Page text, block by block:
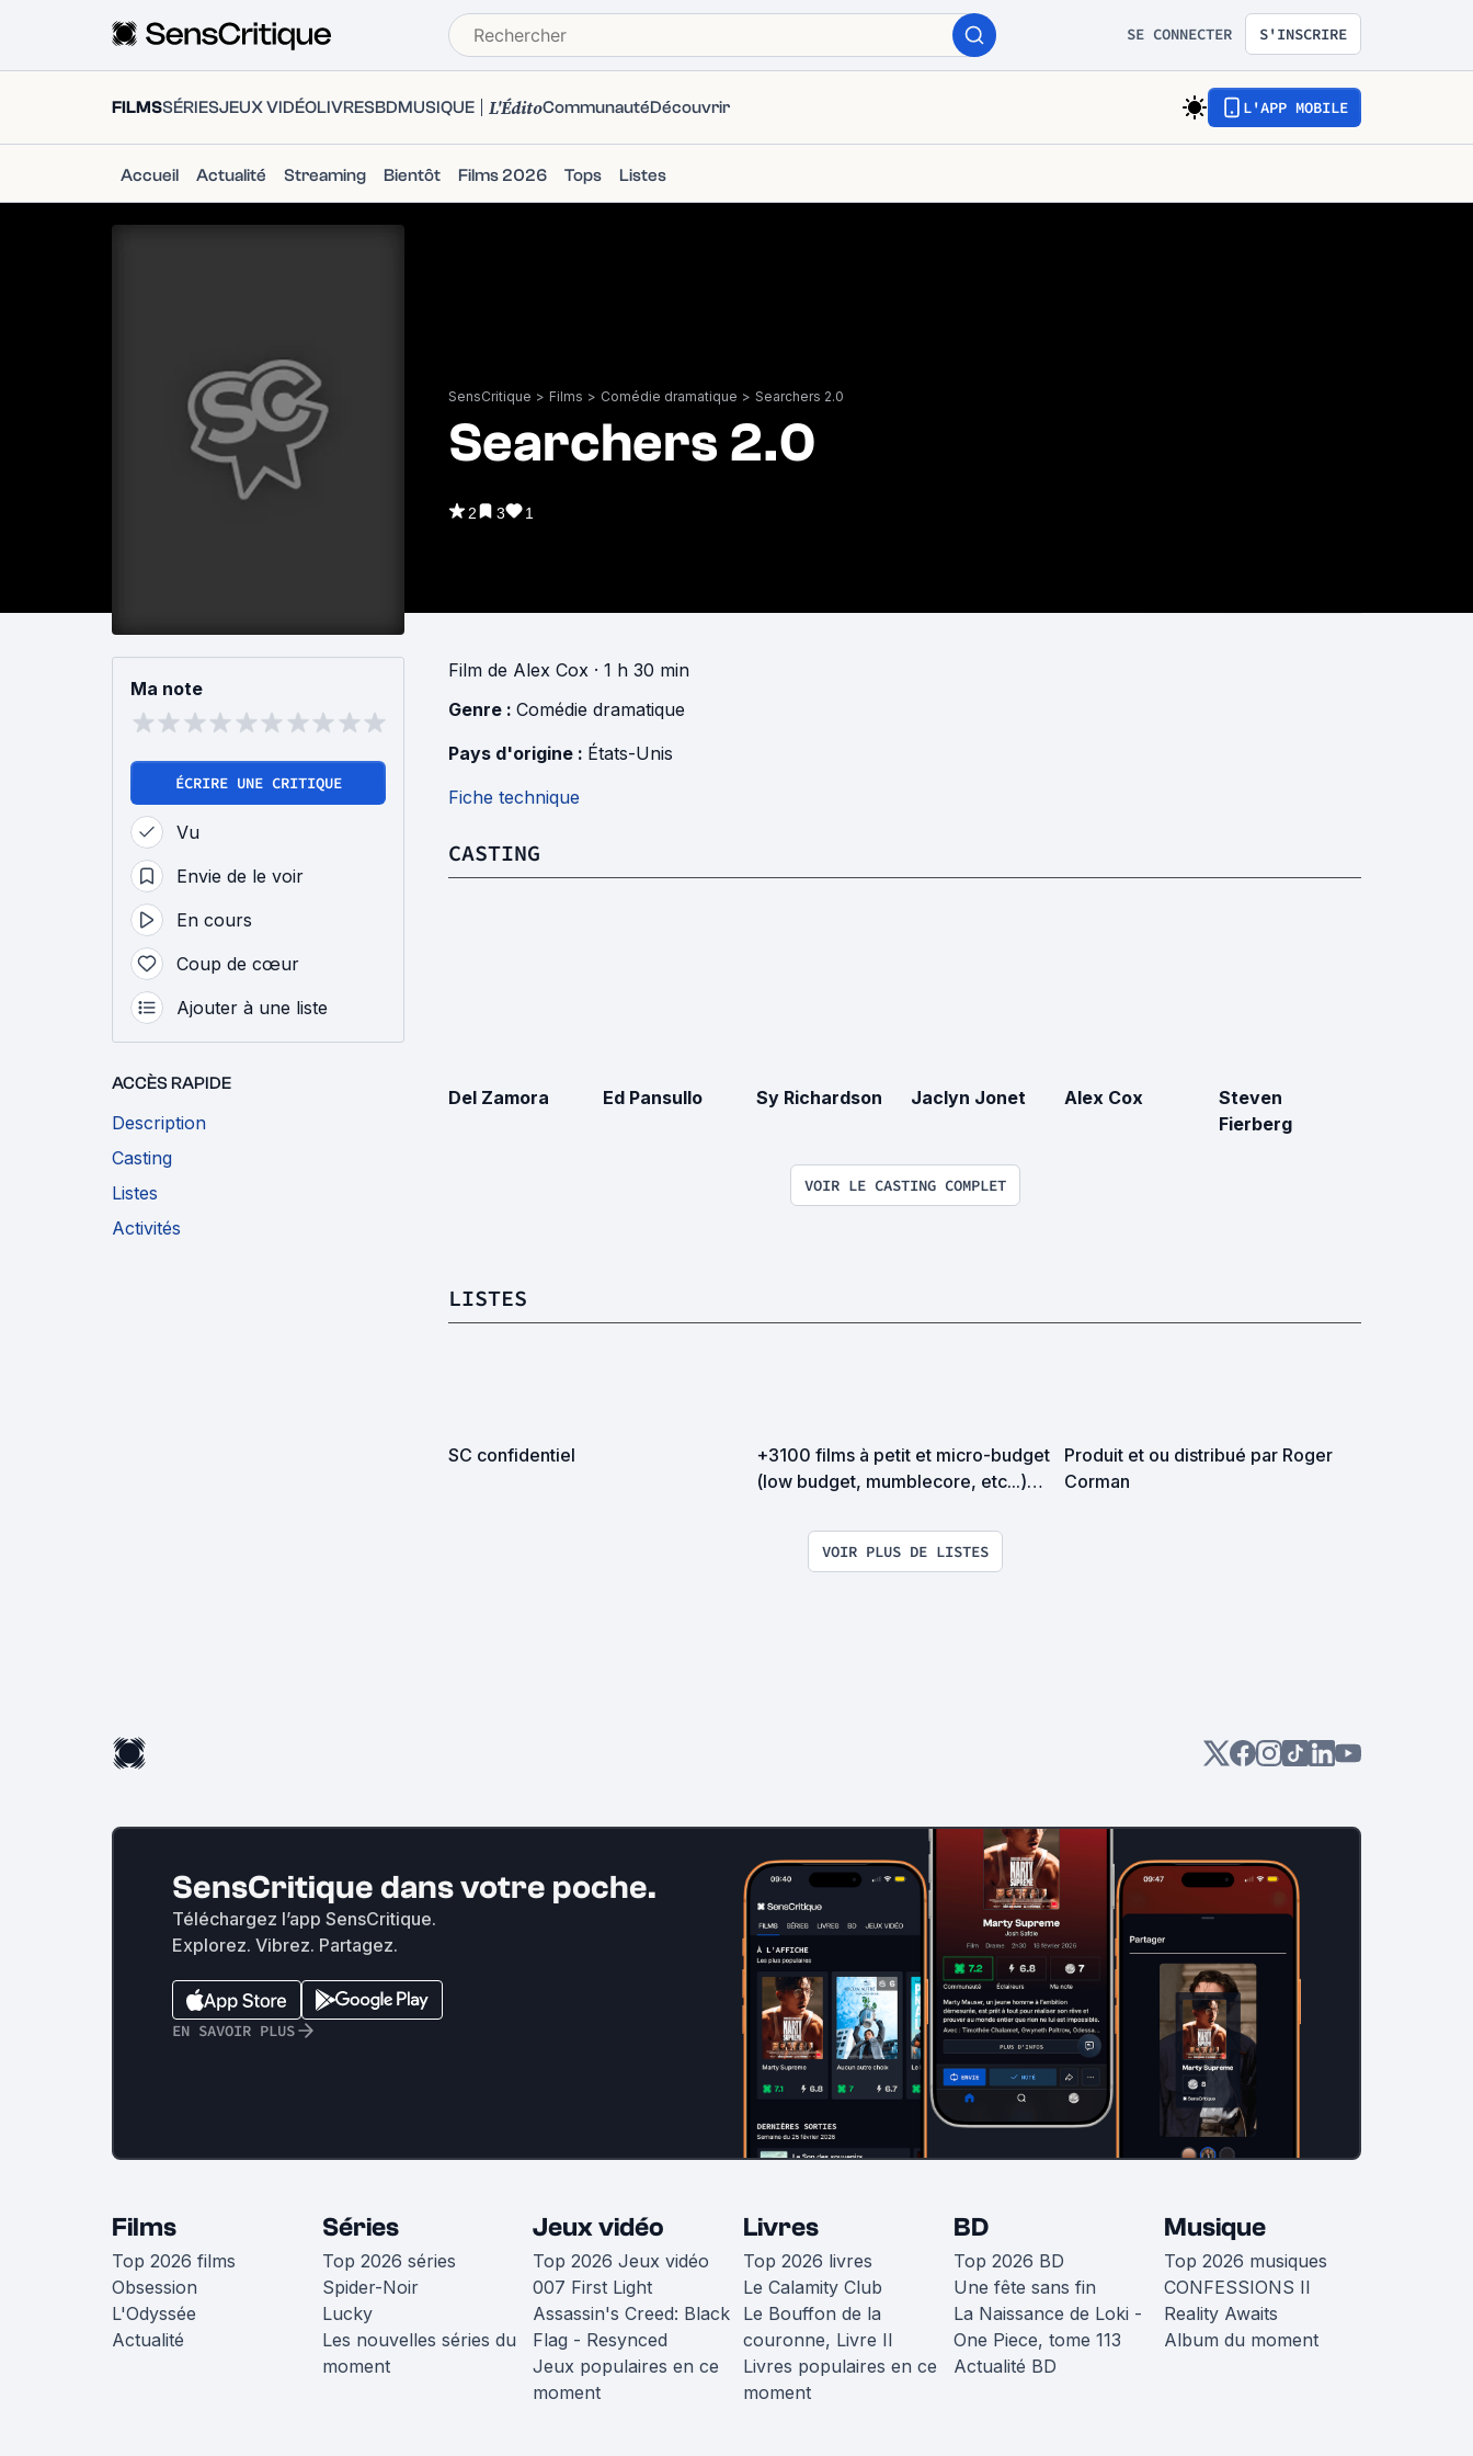
SE CONNECTER S'INSCRIRE
FILMSSÉRIESJEUX VIDÉOLIVRESBDMUSIQUE L'ÉditoCommunautéDécouvrir L'APP MOBILE
Accueil Actualité Streaming Bientôt Films 2026 Tops Listes
SensCritique > Films > Comédie dramatique > Searchers 2.0
Searchers 2.0
2 3 1
Ma note
ÉCRIRE UNE CRITIQUE
Vu
Envie de le voir
En cours
Coup de cœur
Ajouter à une liste
ACCÈS RAPIDE
Description
Casting
Listes
Activités
Film de Alex Cox · 1 h 30 min
Genre : Comédie dramatique
Pays d'origine : États-Unis
Fiche technique
CASTING
Del Zamora Ed Pansullo Sy Richardson Jaclyn Jonet Alex Cox
Steven
Fierberg
VOIR LE CASTING COMPLET
LISTES
SC confidentiel
+3100 films à petit et micro-budget
(low budget, mumblecore, etc...)
Produit et ou distribué par Roger
Corman
VOIR PLUS DE LISTES
SensCritique dans votre poche.
Téléchargez l’app SensCritique.
Explorez. Vibrez. Partagez.
EN SAVOIR PLUS
Films
Top 2026 films
Obsession
L'Odyssée
Actualité
Séries
Top 2026 séries
Spider-Noir
Lucky
Les nouvelles séries du
moment
Jeux vidéo
Top 2026 Jeux vidéo
007 First Light
Assassin's Creed: Black
Flag - Resynced
Jeux populaires en ce
moment
Livres
Top 2026 livres
Le Calamity Club
Le Bouffon de la
couronne, Livre II
Livres populaires en ce
moment
BD
Top 2026 BD
Une fête sans fin
La Naissance de Loki -
One Piece, tome 113
Actualité BD
Musique
Top 2026 musiques
CONFESSIONS II
Reality Awaits
Album du moment